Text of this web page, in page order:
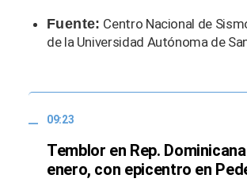
Fuente: Centro Nacional de
de la Universidad Autónoma de
09:23
Temblor en Rep.
enero, con epicentro en